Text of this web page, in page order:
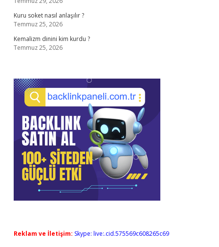
Kuru soket nasıl anlaşılır ?
Temmuz 25, 2026
Kemalizm dinini kim kurdu ?
Temmuz 25, 2026
Reklam ve İletişim: Skype: live:.cid.575569c608265c69